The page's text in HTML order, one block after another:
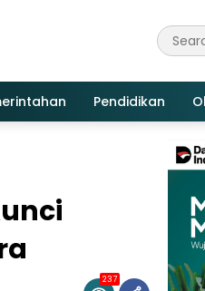
Pendidikan
237